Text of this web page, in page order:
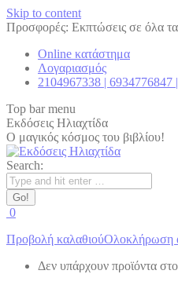
Skip to content
Προσφορές: Εκπτώσεις σε όλα τα
Online κατάστημα
Λογαριασμός
2104967338 |
Top bar menu
Εκδόσεις Ηλιαχτίδα
Ο μαγικός κόσμος του βιβλίου!
Search:
0
Προβολή καλαθιούΟλοκλήρωση
Δεν υπάρχουν προϊόντα